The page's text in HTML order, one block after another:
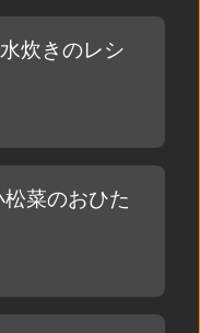
炊きのレシ
菜のおひた